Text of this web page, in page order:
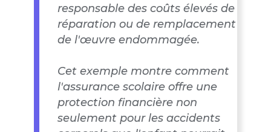
responsable des coûts élevés de
réparation ou de remplacement
de l'œuvre endommagée.
Cet exemple montre comment
l'assurance scolaire offre une
protection financière non
seulement pour les accidents